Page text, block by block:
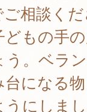
相談く
もの手
。ベラ
になる
にしま